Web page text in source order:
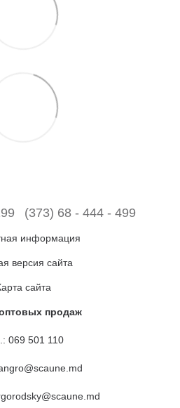
(373) 68 - 444 - 499
информация
версия сайта
сайта
продаж
069 501 110